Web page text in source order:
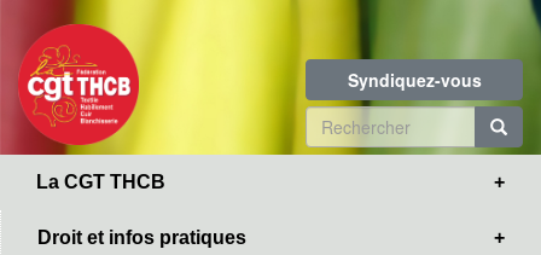
contenu
principal
Syndiquez-vous
Formulaire
de
La CGT THCB
Droit et infos pratiques